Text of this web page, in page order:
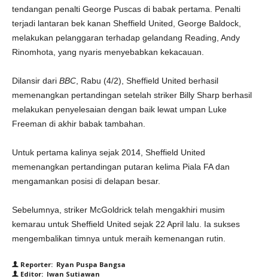
tendangan penalti George Puscas di babak pertama. Penalti
terjadi lantaran bek kanan Sheffield United, George Baldock,
melakukan pelanggaran terhadap gelandang Reading, Andy
Rinomhota, yang nyaris menyebabkan kekacauan.
Dilansir dari BBC , Rabu (4/2), Sheffield United berhasil
memenangkan pertandingan setelah striker Billy Sharp berhasil
melakukan penyelesaian dengan baik lewat umpan Luke
Freeman di akhir babak tambahan.
Untuk pertama kalinya sejak 2014, Sheffield United
memenangkan pertandingan putaran kelima Piala FA dan
mengamankan posisi di delapan besar.
Sebelumnya, striker McGoldrick telah mengakhiri musim
kemarau untuk Sheffield United sejak 22 April lalu. Ia sukses
mengembalikan timnya untuk meraih kemenangan rutin.
Reporter: Ryan Puspa Bangsa
Editor: Iwan Sutiawan